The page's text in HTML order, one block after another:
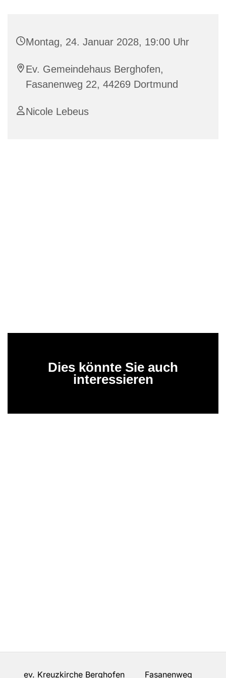
Montag, 24. Januar 2028, 19:00 Uhr
Ev. Gemeindehaus Berghofen,
Fasanenweg 22, 44269 Dortmund
Nicole Lebeus
Dies könnte Sie auch
interessieren
ev. Kreuzkirche Berghofen Fasanenweg